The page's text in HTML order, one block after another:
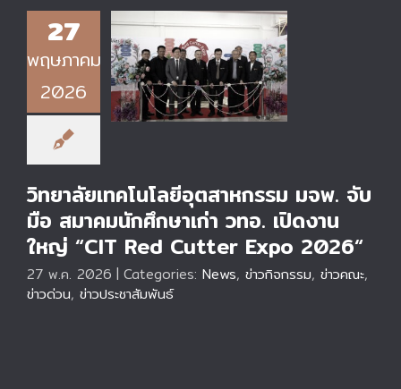
27
พฤษภาคม
2026
วิทยาลัยเทคโนโลยี
อุตสาหกรรม มจพ. จับ
มือ สมาคมนักศึกษาเก่า
วทอ. เปิดงานใหญ่
“CIT Red Cutter
วิทยาลัยเทคโนโลยีอุตสาหกรรม มจพ. จับ
มือ สมาคมนักศึกษาเก่า วทอ. เปิดงาน
ใหญ่ “CIT Red Cutter Expo 2026“
27 พ.ค. 2026 | Categories: News, ข่าวกิจกรรม, ข่าวคณะ,
ข่าวด่วน, ข่าวประชาสัมพันธ์